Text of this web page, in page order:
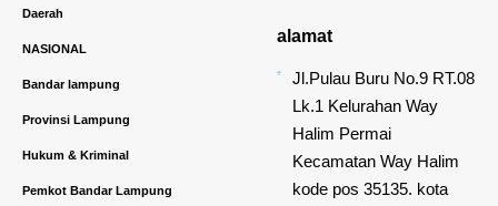
Daerah
NASIONAL
Bandar lampung
Provinsi Lampung
Hukum & Kriminal
Pemkot Bandar Lampung
alamat
Jl.Pulau Buru No.9 RT.08
Lk.1 Kelurahan Way
Halim Permai
Kecamatan Way Halim
kode pos 35135. kota